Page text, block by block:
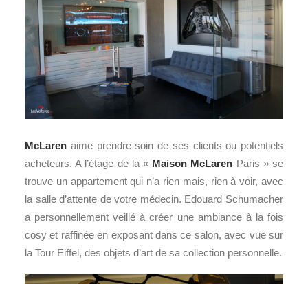
McLaren aime prendre soin de ses clients ou potentiels
acheteurs. A l’étage de la « Maison McLaren Paris » se
trouve un appartement qui n’a rien mais, rien à voir, avec
la salle d’attente de votre médecin. Edouard Schumacher
a personnellement veillé à créer une ambiance à la fois
cosy et raffinée en exposant dans ce salon, avec vue sur
la Tour Eiffel, des objets d’art de sa collection personnelle.